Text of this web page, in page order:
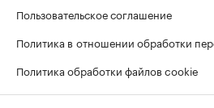
Пользовательское соглашение
Политика в отношении обработки
Политика обработки файлов cookie